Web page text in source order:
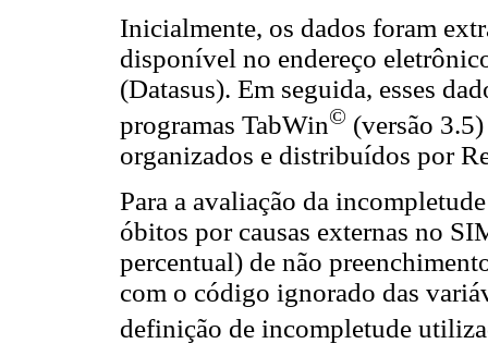
Inicialmente, os dados foram
disponível no endereço
(Datasus). Em seguida, esses
programas TabWin© (versão
organizados e distribuídos por
Para a avaliação da
óbitos por causas externas no
percentual) de não
com o código ignorado das
definição de incompletude